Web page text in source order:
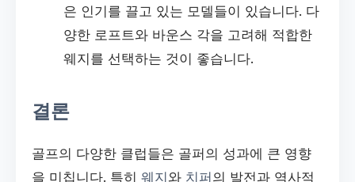
은 인기를 끌고 있는 모델들이 있습니다. 다
양한 로프트와 바운스 각을 고려해 적합한
웨지를 선택하는 것이 좋습니다.
결론
골프의 다양한 클럽들은 골퍼의 성과에 큰 영향
을 미칩니다. 특히 웨지와 치퍼의 발전과 역사적